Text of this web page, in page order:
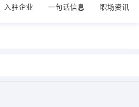
入驻企业 一句话信息 职场资讯